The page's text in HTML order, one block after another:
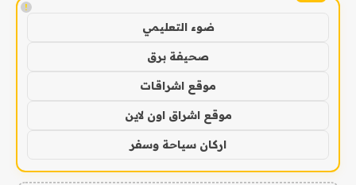
!
ضوء التعليمي
صحيفة برق
موقع اشراقات
موقع اشراق اون لاين
اركان سياحة وسفر